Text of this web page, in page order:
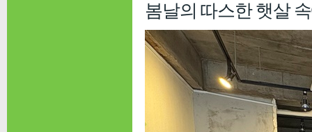
봄날의 따스한 햇살